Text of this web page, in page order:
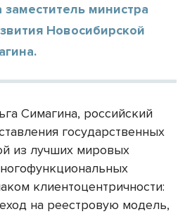
министра
Новосибирской
Симагина, российский
государственных
из лучших мировых
клиентоцентричности:
на реестровую модель,